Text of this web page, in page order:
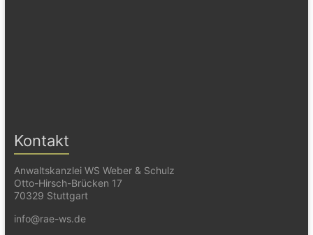
Kontakt
Anwaltskanzlei WS Weber & Schulz
Otto-Hirsch-Brücken 17
70329 Stuttgart
info@rae-ws.de